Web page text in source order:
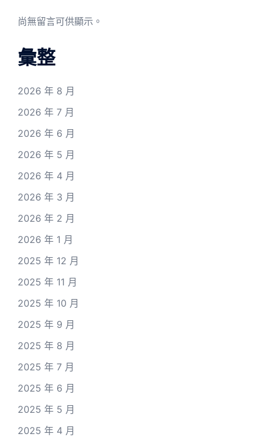
尚無留言可供顯示。
彙整
2026 年 8 月
2026 年 7 月
2026 年 6 月
2026 年 5 月
2026 年 4 月
2026 年 3 月
2026 年 2 月
2026 年 1 月
2025 年 12 月
2025 年 11 月
2025 年 10 月
2025 年 9 月
2025 年 8 月
2025 年 7 月
2025 年 6 月
2025 年 5 月
2025 年 4 月